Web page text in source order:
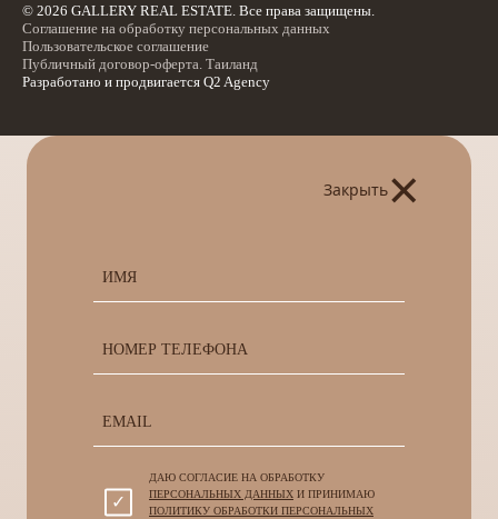
© 2026 GALLERY REAL ESTATE. Все права защищены.
Соглашение на обработку персональных данных
Пользовательское соглашение
Публичный договор-оферта. Таиланд
Разработано и продвигается Q2 Agency
Закрыть×
ДАЮ СОГЛАСИЕ НА ОБРАБОТКУ
ПЕРСОНАЛЬНЫХ ДАННЫХ И ПРИНИМАЮ
ПОЛИТИКУ ОБРАБОТКИ ПЕРСОНАЛЬНЫХ